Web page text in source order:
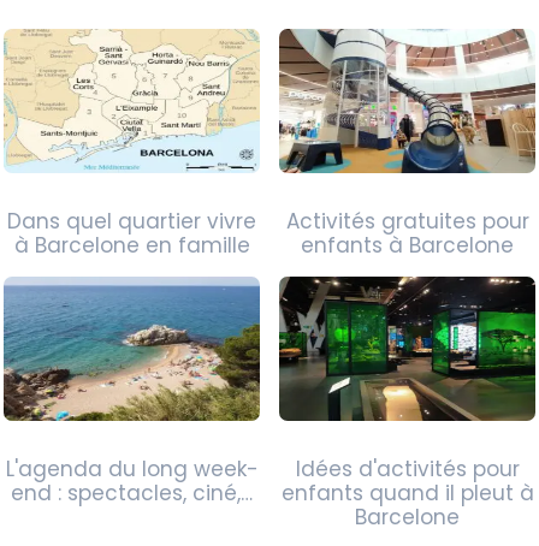
Dans quel quartier vivre
à Barcelone en famille
Activités gratuites pour
enfants à Barcelone
L'agenda du long week-
end : spectacles, ciné,…
Idées d'activités pour
enfants quand il pleut à
Barcelone